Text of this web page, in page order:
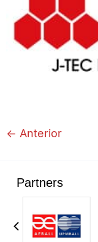
← Anterior
Partners